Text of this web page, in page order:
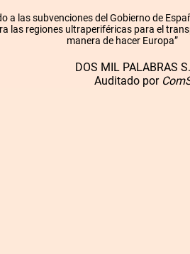
a las subvenciones del Gobierno de
las regiones ultraperiféricas para el
manera de hacer Europa”
DOS MIL PALABRAS
Auditado por